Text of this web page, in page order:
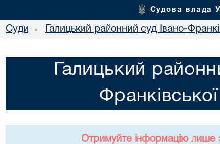
Судова влада
Суди • Галицький районний суд Івано-
Галицький
Отримуйте інформацію лише